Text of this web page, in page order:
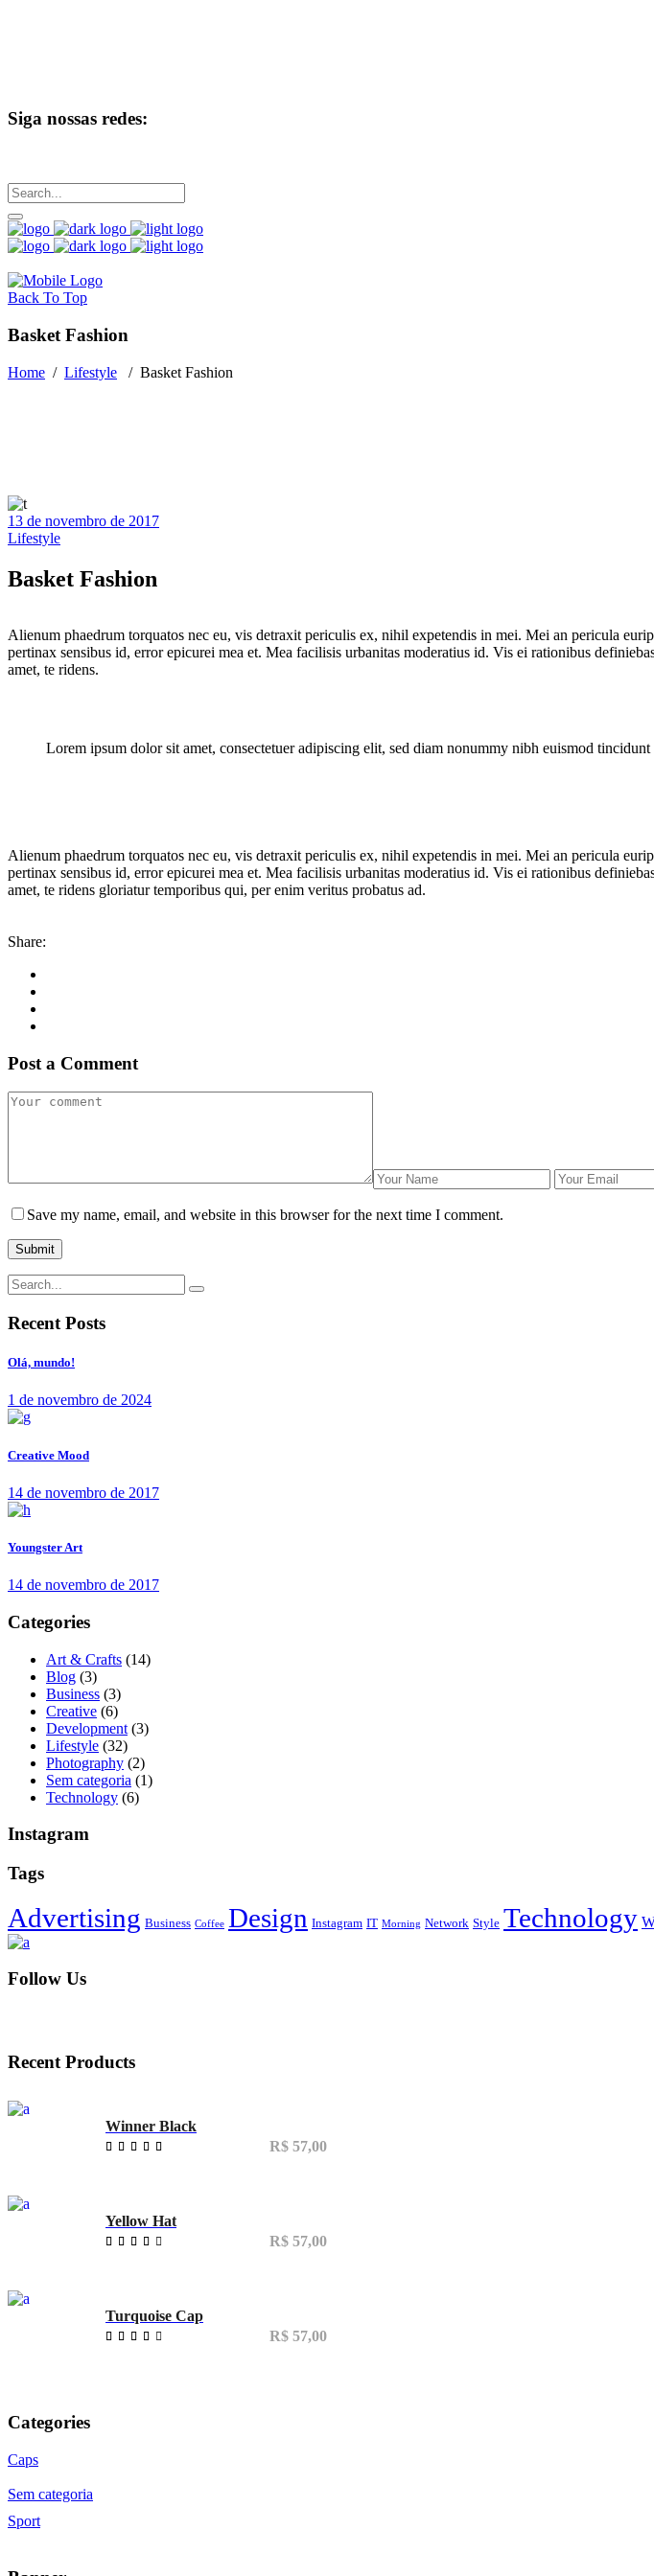
Siga nossas redes:
Back To Top
Basket Fashion
Home / Lifestyle / Basket Fashion
13 de novembro de 2017
Lifestyle
Basket Fashion
Alienum phaedrum torquatos nec eu, vis detraxit periculis ex, nihil expetendis in mei. Mei an pericula
pertinax sensibus id, error epicurei mea et. Mea facilisis urbanitas moderatius id. Vis ei rationibus
amet, te ridens.
Lorem ipsum dolor sit amet, consectetuer adipiscing elit, sed diam nonummy nibh euismod
Alienum phaedrum torquatos nec eu, vis detraxit periculis ex, nihil expetendis in mei. Mei an pericula
pertinax sensibus id, error epicurei mea et. Mea facilisis urbanitas moderatius id. Vis ei rationibus
amet, te ridens gloriatur temporibus qui, per enim veritus probatus ad.
Share:
Post a Comment
Save my name, email, and website in this browser for the next time I comment.
Search
for:
Recent Posts
Olá, mundo!
1 de novembro de 2024
Creative Mood
14 de novembro de 2017
Youngster Art
14 de novembro de 2017
Categories
Art & Crafts (14)
Blog (3)
Business (3)
Creative (6)
Development (3)
Lifestyle (32)
Photography (2)
Sem categoria (1)
Technology (6)
Instagram
Tags
Advertising Business Coffee Design Instagram IT Morning Network Style Technology
Follow Us
Recent Products
Winner Black
R$ 57,00
Yellow Hat
R$ 57,00
Turquoise Cap
R$ 57,00
Categories
Caps
Sem categoria
Sport